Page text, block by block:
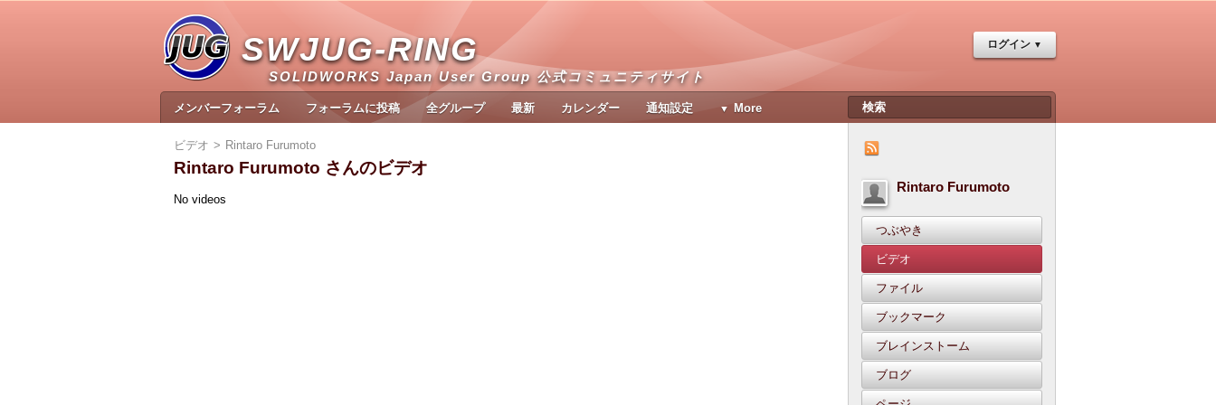
SWJUG-RING
SOLIDWORKS Japan User Group 公式コミュニティサイト
ログイン
メンバーフォーラム フォーラムに投稿 全グループ 最新 カレンダー 通知設定 More
Rintaro Furumoto
つぶやき
ビデオ
ファイル
ブックマーク
ブレインストーム
ブログ
ビデオ Rintaro Furumoto
Rintaro Furumoto さんのビデオ
No videos